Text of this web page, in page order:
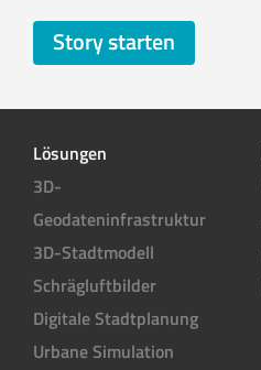
Story starten
Lösungen
3D-
Geodateninfrastruktur
3D-Stadtmodell
Schrägluftbilder
Digitale Stadtplanung
Urbane Simulation